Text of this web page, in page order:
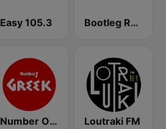
Easy 105.3 Bootleg Radio Greece
Number One Greek Loutraki FM